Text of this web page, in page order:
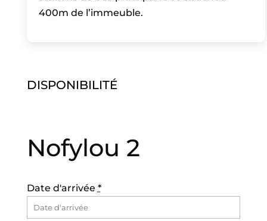
400m de l’immeuble.
DISPONIBILITÉ
Nofylou 2
Date d'arrivée *